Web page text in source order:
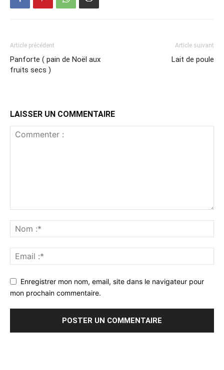
Article précédent
Panforte ( pain de Noël aux
fruits secs )
Article suivant
Lait de poule
LAISSER UN COMMENTAIRE
Enregistrer mon nom, email, site dans le navigateur pour
mon prochain commentaire.